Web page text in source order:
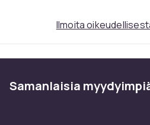
Ilmoita
Samanlaisia